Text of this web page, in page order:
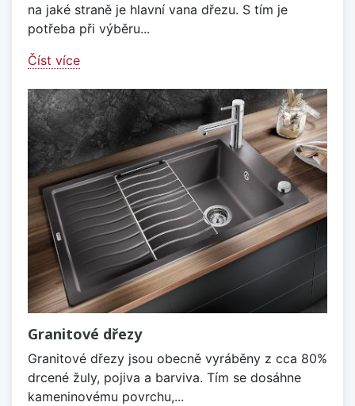
na jaké straně je hlavní vana dřezu. S tím je
potřeba při výběru...
Číst více
Granitové dřezy
Granitové dřezy jsou obecně vyráběny z cca 80%
drcené žuly, pojiva a barviva. Tím se dosáhne
kameninovému povrchu,...